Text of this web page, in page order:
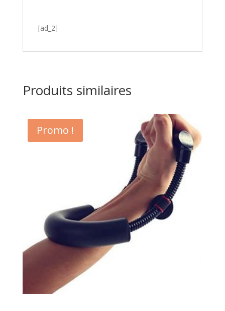
[ad_2]
Produits similaires
Promo !